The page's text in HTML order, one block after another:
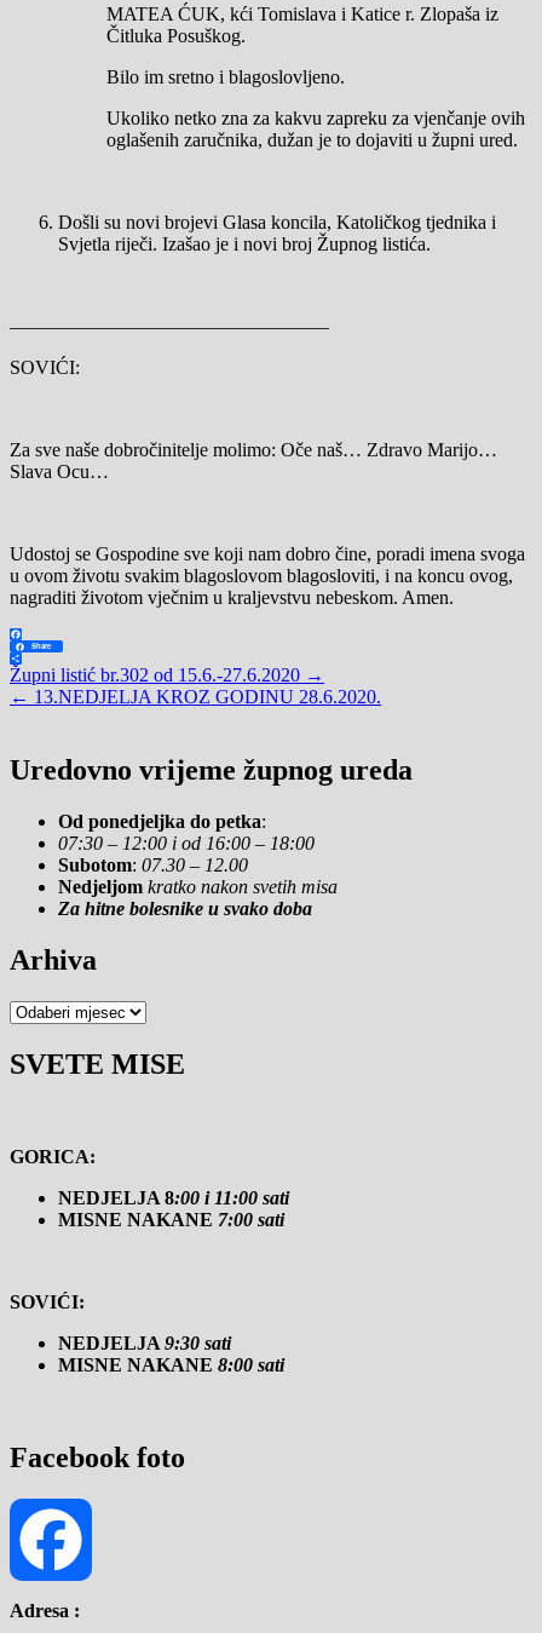
MATEA ĆUK, kći Tomislava i Katice r. Zlopaša iz
Čitluka Posuškog.
Bilo im sretno i blagoslovljeno.
Ukoliko netko zna za kakvu zapreku za vjenčanje ovih
oglašenih zaručnika, dužan je to dojaviti u župni ured.
Došli su novi brojevi Glasa koncila, Katoličkog tjednika i
Svjetla riječi. Izašao je i novi broj Župnog listića.
————————————————–
SOVIĆI:
Za sve naše dobročinitelje molimo: Oče naš… Zdravo Marijo…
Slava Ocu…
Udostoj se Gospodine sve koji nam dobro čine, poradi imena svoga
u ovom životu svakim blagoslovom blagosloviti, i na koncu ovog,
nagraditi životom vječnim u kraljevstvu nebeskom. Amen.
Facebook
Share
Share
Navigacija
objava
Župni listić br.302 od 15.6.-27.6.2020 →
← 13.NEDJELJA KROZ GODINU 28.6.2020.
Uredovno vrijeme župnog ureda
Od ponedjeljka do petka:
07:30 – 12:00 i od 16:00 – 18:00
Subotom: 07.30 – 12.00
Nedjeljom kratko nakon svetih misa
Za hitne bolesnike u svako doba
Arhiva
Arhiva
SVETE MISE
GORICA:
NEDJELJA 8:00 i 11:00 sati
MISNE NAKANE 7:00 sati
SOVIĆI:
NEDJELJA 9:30 sati
MISNE NAKANE 8:00 sati
Facebook foto
Facebook
Adresa :